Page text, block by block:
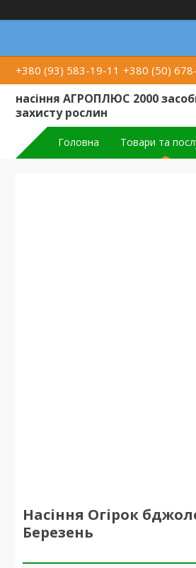
+380 (93) 583-19-11 +380 (50)
насіння АГРОПЛЮС 2000
захисту рослин
Головна Товари та
Насіння Огірок
Березень